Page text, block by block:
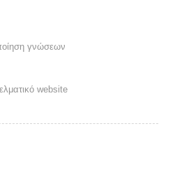
γνώσεων
website